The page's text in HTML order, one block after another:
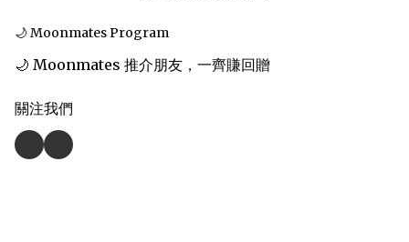
🌙 Moonmates Program
🌙 Moonmates 推介朋友，一齊賺回贈
關注我們